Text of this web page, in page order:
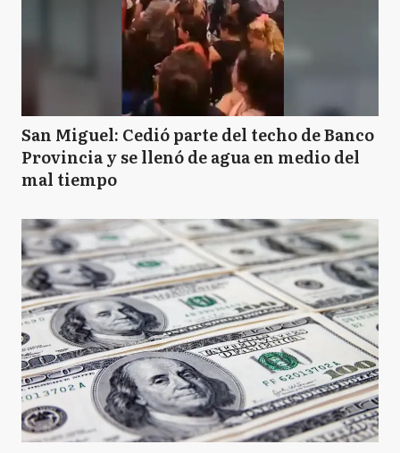
San Miguel: Cedió parte del techo de Banco
Provincia y se llenó de agua en medio del
mal tiempo